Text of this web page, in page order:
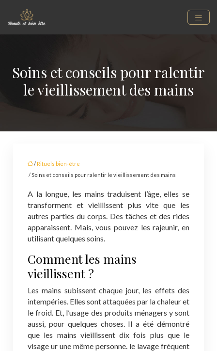
Soins et conseils pour ralentir
le vieillissement des mains
/ Rituels bien-être
/ Soins et conseils pour ralentir le vieillissement des mains
A la longue, les mains traduisent l’âge, elles se
transforment et vieillissent plus vite que les
autres parties du corps. Des tâches et des rides
apparaissent. Mais, vous pouvez les rajeunir, en
utilisant quelques soins.
Comment les mains
vieillissent ?
Les mains subissent chaque jour, les effets des
intempéries. Elles sont attaquées par la chaleur et
le froid. Et, l’usage des produits ménagers y sont
aussi, pour quelques choses. Il a été démontré
que les mains vieillissent dix fois plus que le
visage ur une même personne. le lavage fréquent